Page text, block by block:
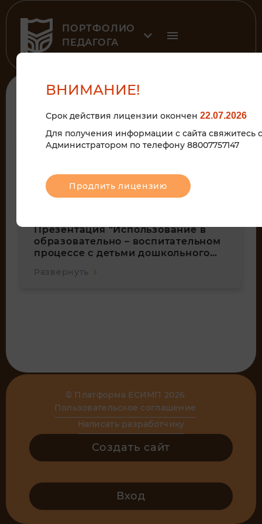
ПОРТФОЛИО
ПЕДАГОГА
СОВЕТЫ
Презентация "Использование в
образовательно – воспитательном
процессе с детьми дошкольного
Развернуть
© Платформа ЕСИМП 2026
Пользовательское соглашение
Написать разработчику
Создать сайт
Вход
ВНИМАНИЕ!
Срок действия лицензии окончен 22.07.2026
Для получения информации с сайта свяжитесь с
Администратором по телефону 88007757147
Продлить лицензию